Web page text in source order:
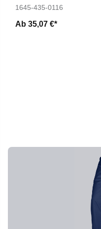
1645-435-0116
Ab 35,07 €*